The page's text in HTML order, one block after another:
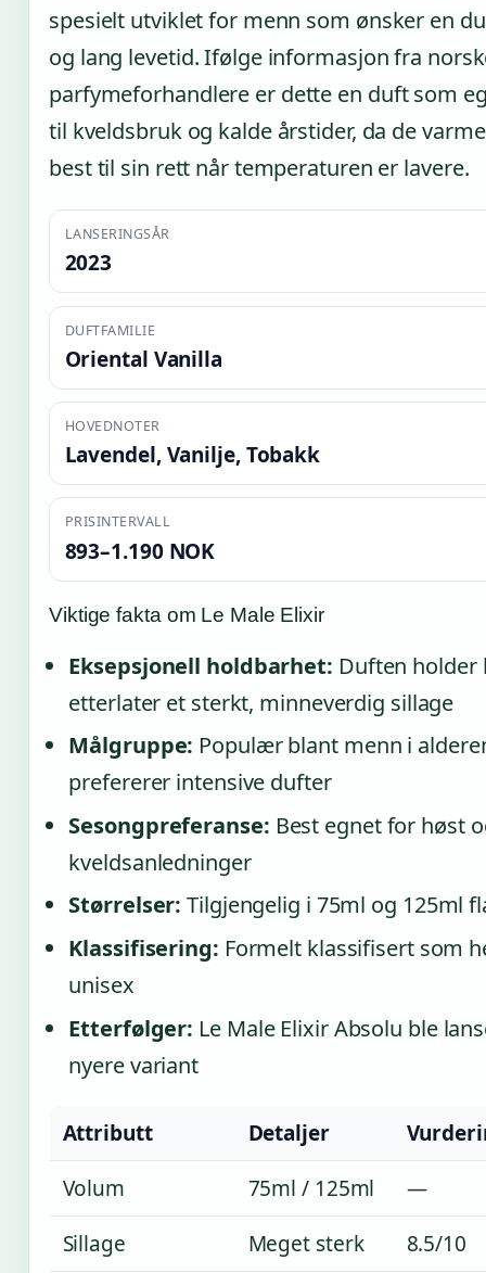
spesielt utviklet for menn som ønsker en
og lang levetid. Ifølge informasjon fra
parfymeforhandlere er dette en duft som
til kveldsbruk og kalde årstider, da de
best til sin rett når temperaturen er lavere.
LANSERINGSÅR
2023
DUFTFAMILIE
Oriental Vanilla
HOVEDNOTER
Lavendel, Vanilje, Tobakk
PRISINTERVALL
893–1.190 NOK
Viktige fakta om Le Male Elixir
Eksepsjonell holdbarhet: Duften holder
etterlater et sterkt, minneverdig sillage
Målgruppe: Populær blant menn i
prefererer intensive dufter
Sesongpreferanse: Best egnet for høst
kveldsanledninger
Størrelser: Tilgjengelig i 75ml og 125ml
Klassifisering: Formelt klassifisert som
unisex
Etterfølger: Le Male Elixir Absolu ble
nyere variant
Attributt Detaljer
Volum
75ml / 125ml
—
Sillage
Meget sterk 8.5/10